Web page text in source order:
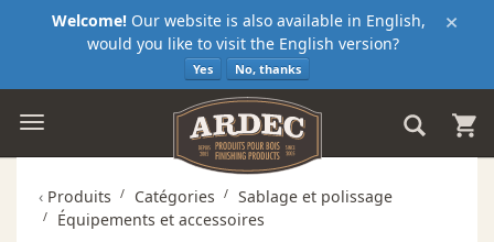
×
Welcome! Our website is also available in English,
would you like to visit the English version?
Yes No, thanks
‹ Produits Catégories
Sablage et polissage
Équipements et accessoires